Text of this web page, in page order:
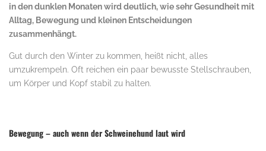
in den dunklen Monaten wird deutlich, wie sehr Gesundheit mit
Alltag, Bewegung und kleinen Entscheidungen
zusammenhängt.
Gut durch den Winter zu kommen, heißt nicht, alles
umzukrempeln. Oft reichen ein paar bewusste Stellschrauben,
um Körper und Kopf stabil zu halten.
Bewegung – auch wenn der Schweinehund laut wird